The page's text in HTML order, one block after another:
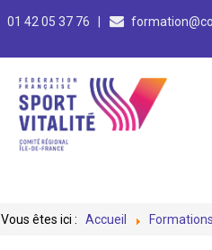
01 42 05 37 76
Vous êtes ici : Accueil Formations